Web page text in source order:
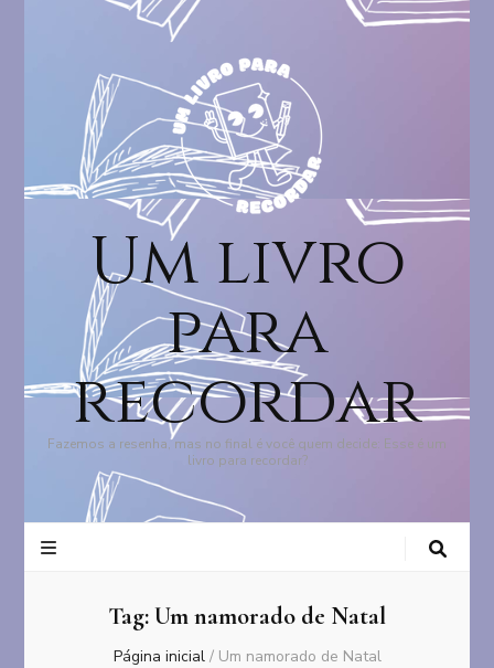
Um livro
para
recordar
Fazemos a resenha, mas no final é você quem decide: Esse é um
livro para recordar?
Tag:Um namorado de Natal
Página inicial / Um namorado de Natal